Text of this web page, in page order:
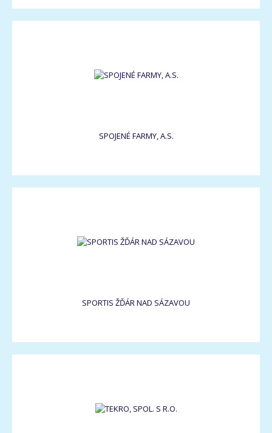
SPOJENÉ FARMY, A.S.
SPORTIS ŽĎÁR NAD SÁZAVOU